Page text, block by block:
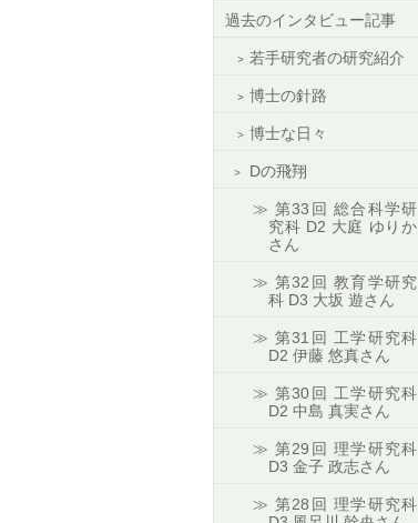
過去のインタビュー記事
若手研究者の研究紹介
博士の針路
博士な日々
Dの飛翔
第33回 総合科学研
究科 D2 大庭 ゆりか
さん
第32回 教育学研究
科 D3 大坂 遊さん
第31回 工学研究科
D2 伊藤 悠真さん
第30回 工学研究科
D2 中島 真実さん
第29回 理学研究科
D3 金子 政志さん
第28回 理学研究科